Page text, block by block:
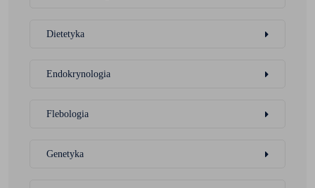
Dietetyka
Endokrynologia
Flebologia
Genetyka